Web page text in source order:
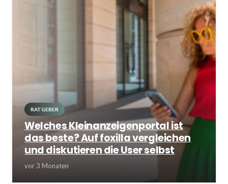
RATGEBER
Welches Kleinanzeigenportal ist
das beste? Auf foxilla vergleichen
und diskutieren die User selbst
vor 3 Monaten